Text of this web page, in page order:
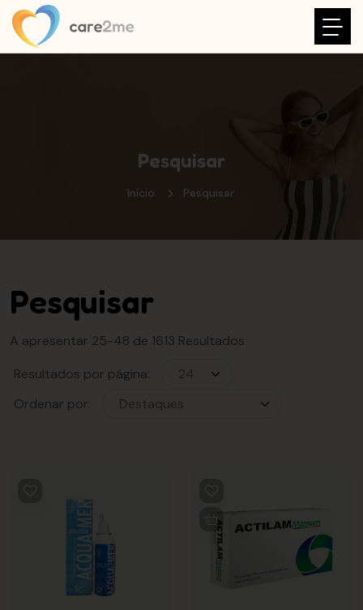
Pesquisar
Início Pesquisar
Pesquisar
A apresentar 25-48 de 1613 Resultados
Resultados por página:
Ordenar por: